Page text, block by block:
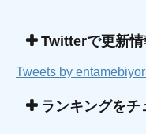
Twitterで更新情
Tweets by
ランキングをチ